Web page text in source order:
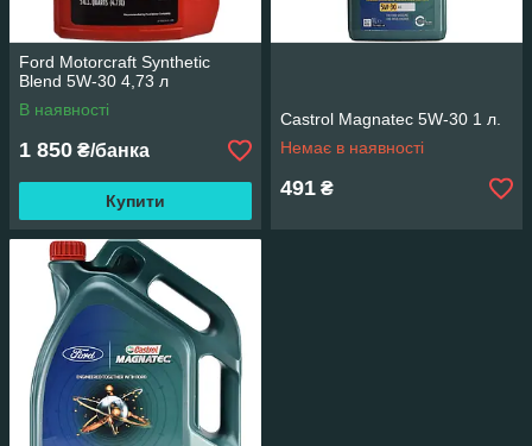
Ford Motorcraft Synthetic
Blend 5W-30 4,73 л
В наявності
1 850 ₴/банка
Купити
Castrol Magnatec 5W-30 1 л.
Немає в наявності
491 ₴